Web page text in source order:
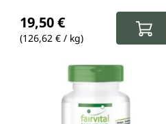
19,50 €
(126,62 € / kg)